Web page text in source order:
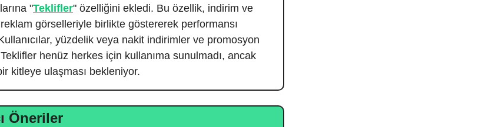
"Teklifler" özelliğini ekledi. Bu özellik, indirim ve
görselleriyle birlikte göstererek performansı
yüzdelik veya nakit indirimler ve promosyon
henüz herkes için kullanıma sunulmadı, ancak
kitleye ulaşması bekleniyor.
Öneriler